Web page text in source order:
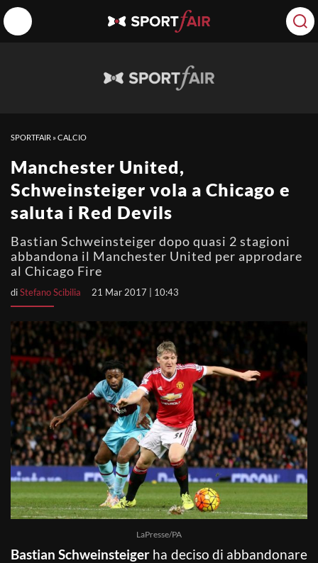
SPORTFAIR »CALCIO
Manchester United,
Schweinsteiger vola a Chicago e
saluta i Red Devils
Bastian Schweinsteiger dopo quasi 2 stagioni
abbandona il Manchester United per approdare
al Chicago Fire
diStefano Scibilia 21 Mar 2017 | 10:43
LaPresse/PA
Bastian Schweinsteiger ha deciso di abbandonare